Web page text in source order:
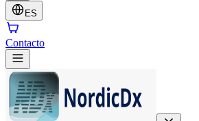
ES
Contacto